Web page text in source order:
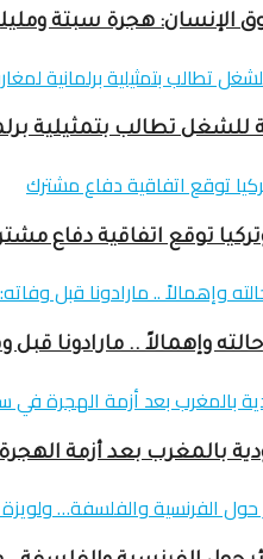
الإنسان: هجرة سبتة
للشغل تطالب بتمثيلية
توقع اتفاقية دفاع
وإهمالاً .. مارادونا قبل
بالمغرب بعد أزمة